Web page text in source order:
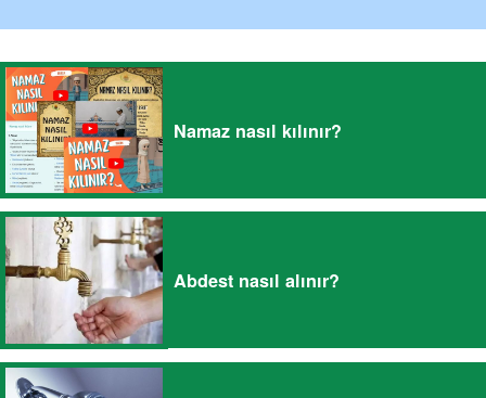
Namaz nasıl kılınır?
Abdest nasıl alınır?